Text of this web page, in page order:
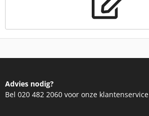
Advies nodig?
Bel 020 482 2060 voor onze klantenservice